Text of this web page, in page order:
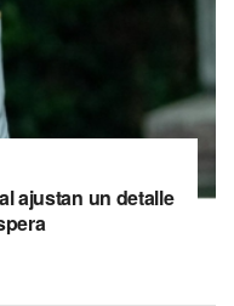
ajustan un detalle